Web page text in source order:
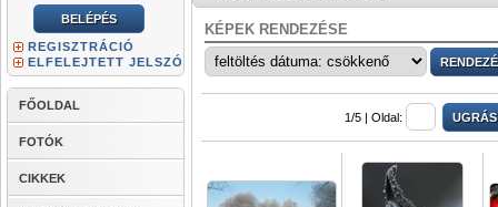
REGISZTRÁCIÓ
ELFELEJTETT JELSZÓ
FŐOLDAL
FOTÓK
CIKKEK
KÉPEK RENDEZÉSE
1/5 | Oldal: